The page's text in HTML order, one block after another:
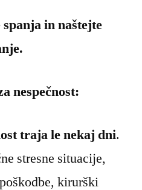
in naštejte
nespečnost:
traja le nekaj dni.
stresne situacije,
kirurški